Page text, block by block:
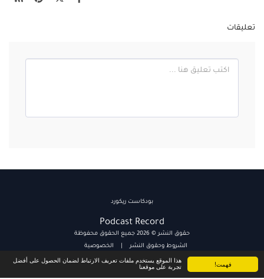
فهمت! هذا الموقع يستخدم ملفات تعريف الارتباط لضمان الحصول على أفضل
تجربة على موقعنا
تعليقات
Podcast Record
حقوق النشر © 2026 جميع الحقوق محفوظة
الشروط وحقوق النشر
الخصوصية
بودكاست ريكورد